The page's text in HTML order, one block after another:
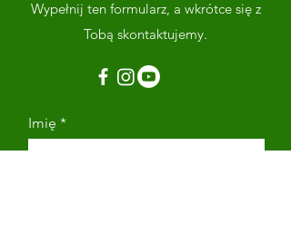
Wypełnij ten formularz, a wkrótce się z
Tobą skontaktujemy.
Imię